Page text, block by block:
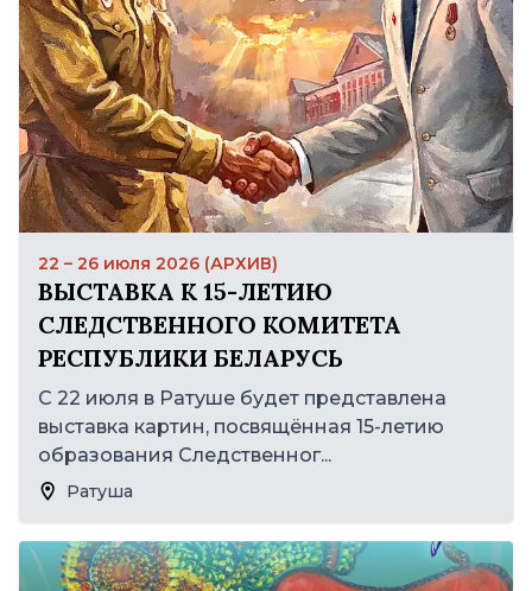
22 – 26 июля 2026 (АРХИВ)
ВЫСТАВКА К 15-ЛЕТИЮ
СЛЕДСТВЕННОГО КОМИТЕТА
РЕСПУБЛИКИ БЕЛАРУСЬ
С 22 июля в Ратуше будет представлена
выставка картин, посвящённая 15-летию
образования Следственног...
Ратуша